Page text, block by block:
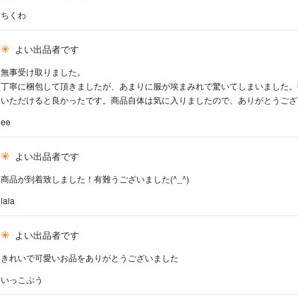
ちくわ
よい出品者です
無事受け取りました。
丁寧に梱包して頂きましたが、あまりに服が埃まみれで驚いてしまいました
いただけると良かったです。商品自体は気に入りましたので、ありがとうござ
ee
よい出品者です
商品が到着致しました！有難うございました(^_^)
lala
よい出品者です
きれいで可愛いお品をありがとうございました
いっこぷう